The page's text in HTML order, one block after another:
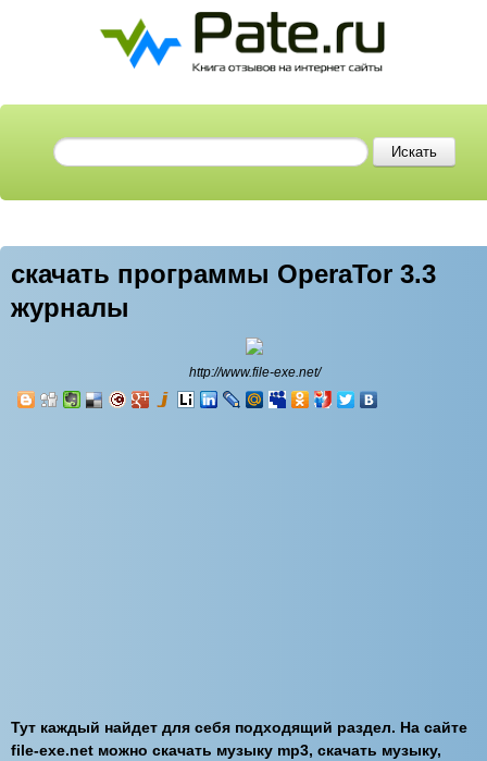
скачать программы OperaTor 3.3
журналы
http://www.file-exe.net/
Тут каждый найдет для себя подходящий раздел. На сайте
file-exe.net можно скачать музыку mp3, скачать музыку,